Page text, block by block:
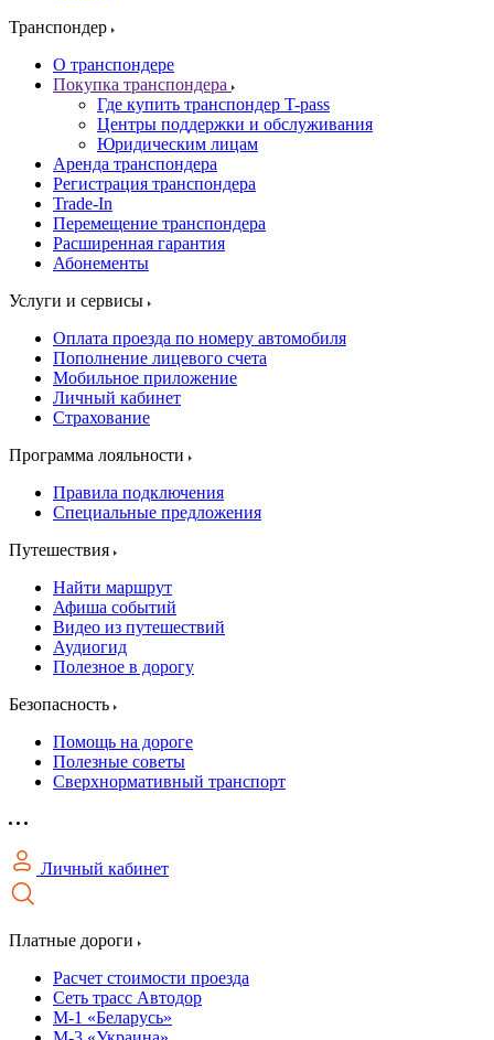
Транспондер
О транспондере
Покупка транспондера
Где купить транспондер T-pass
Центры поддержки и обслуживания
Юридическим лицам
Аренда транспондера
Регистрация транспондера
Trade-In
Перемещение транспондера
Расширенная гарантия
Абонементы
Услуги и сервисы
Оплата проезда по номеру автомобиля
Пополнение лицевого счета
Мобильное приложение
Личный кабинет
Страхование
Программа лояльности
Правила подключения
Специальные предложения
Путешествия
Найти маршрут
Афиша событий
Видео из путешествий
Аудиогид
Полезное в дорогу
Безопасность
Помощь на дороге
Полезные советы
Сверхнормативный транспорт
Личный кабинет
Платные дороги
Расчет стоимости проезда
Сеть трасс Автодор
М-1 «Беларусь»